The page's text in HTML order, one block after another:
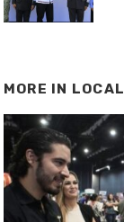
MORE IN LOCAL